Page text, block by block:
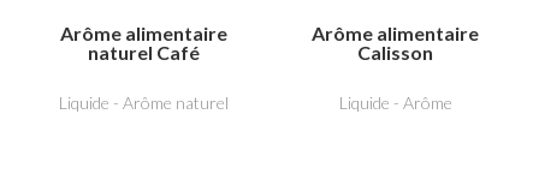
Arôme alimentaire
naturel Café
Liquide - Arôme naturel
Arôme alimentaire
Calisson
Liquide - Arôme